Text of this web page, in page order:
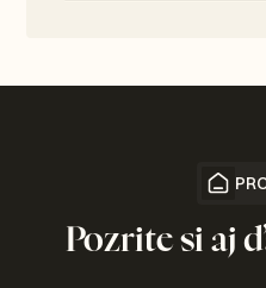
Pozrite si aj